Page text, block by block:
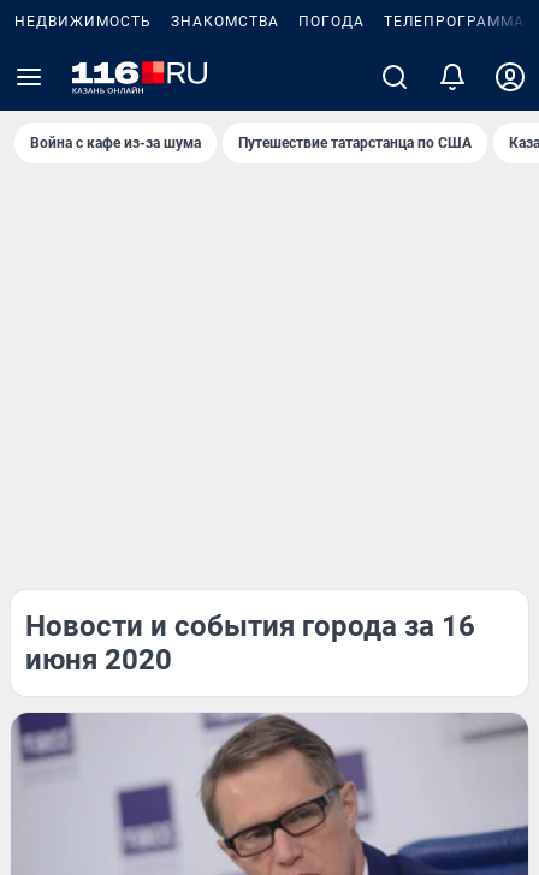
НЕДВИЖИМОСТЬ ЗНАКОМСТВА ПОГОДА ТЕЛЕПРОГРАММА
Война с кафе из-за шума Путешествие татарстанца по США
Новости и события города за 16
июня 2020